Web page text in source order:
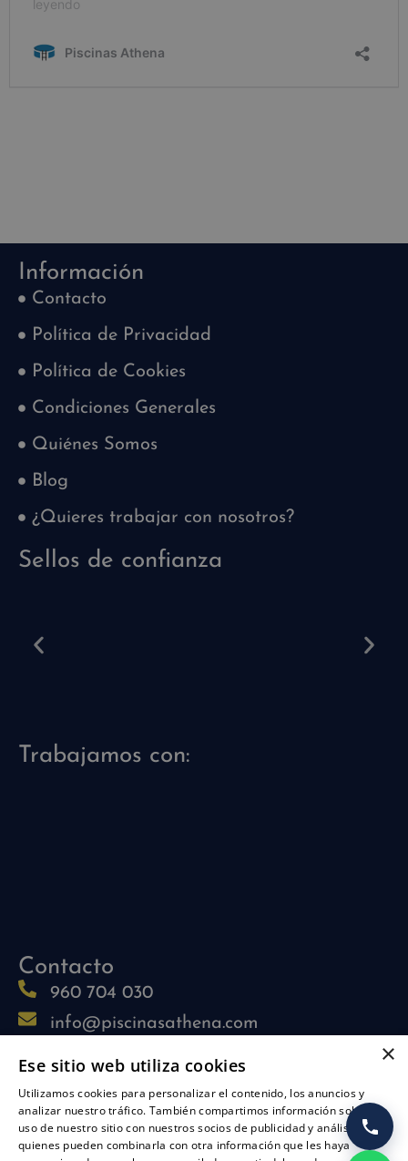
Información
Contacto
Política de Privacidad
Política de Cookies
Condiciones Generales
Quiénes Somos
Blog
¿Quieres trabajar con nosotros?
Sellos de confianza
Trabajamos con:
Contacto
960 704 030
info@piscinasathena.com
L-J: 15:30h-17:30h
Síguenos
×
Ese sitio web utiliza cookies
Utilizamos cookies para personalizar el contenido, los anuncios y
analizar nuestro tráfico. También compartimos información sobre su
uso de nuestro sitio con nuestros socios de publicidad y análisis,
quienes pueden combinarla con otra información que les haya